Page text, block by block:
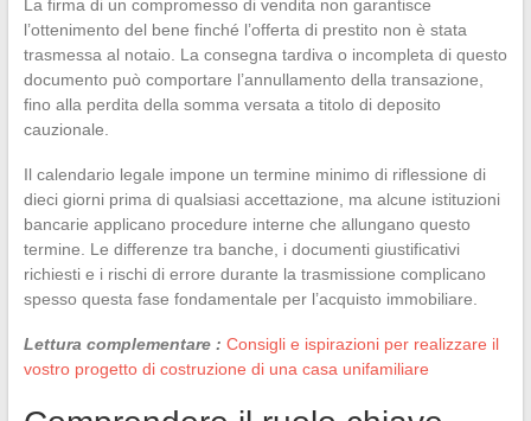
La firma di un compromesso di vendita non garantisce
l’ottenimento del bene finché l’offerta di prestito non è stata
trasmessa al notaio. La consegna tardiva o incompleta di questo
documento può comportare l’annullamento della transazione,
fino alla perdita della somma versata a titolo di deposito
cauzionale.
Il calendario legale impone un termine minimo di riflessione di
dieci giorni prima di qualsiasi accettazione, ma alcune istituzioni
bancarie applicano procedure interne che allungano questo
termine. Le differenze tra banche, i documenti giustificativi
richiesti e i rischi di errore durante la trasmissione complicano
spesso questa fase fondamentale per l’acquisto immobiliare.
Lettura complementare : Consigli e ispirazioni per realizzare il
vostro progetto di costruzione di una casa unifamiliare